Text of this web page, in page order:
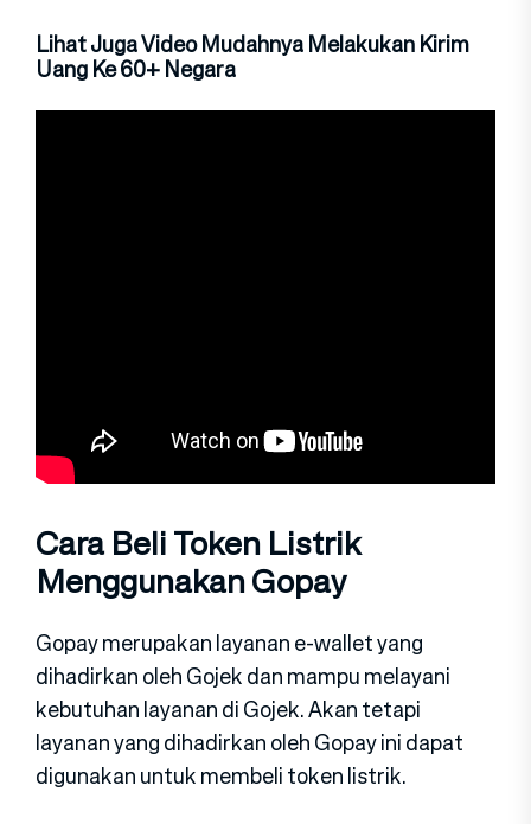
Lihat Juga Video Mudahnya Melakukan Kirim
Uang Ke 60+ Negara
Cara Beli Token Listrik
Menggunakan Gopay
Gopay merupakan layanan e-wallet yang
dihadirkan oleh Gojek dan mampu melayani
kebutuhan layanan di Gojek. Akan tetapi
layanan yang dihadirkan oleh Gopay ini dapat
digunakan untuk membeli token listrik.